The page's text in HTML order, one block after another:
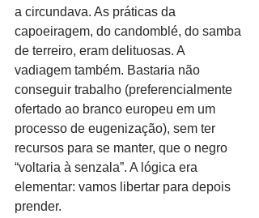
a circundava. As práticas da
capoeiragem, do candomblé, do samba
de terreiro, eram delituosas. A
vadiagem também. Bastaria não
conseguir trabalho (preferencialmente
ofertado ao branco europeu em um
processo de eugenização), sem ter
recursos para se manter, que o negro
“voltaria à senzala”. A lógica era
elementar: vamos libertar para depois
prender.